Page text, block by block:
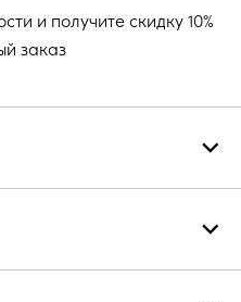
и получите скидку 10%
заказ